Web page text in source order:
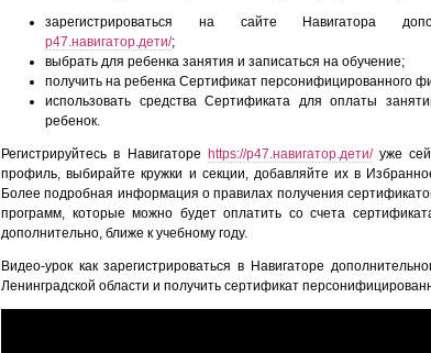
зарегистрироваться на сайте Навигатора
р47.навигатор.дети/;
выбрать для ребенка занятия и записаться на обучение;
получить на ребенка Сертификат персонифицированного
использовать средства Сертификата для оплаты
ребенок.
Регистрируйтесь в Навигаторе https://р47.навигатор.дети/уже
профиль, выбирайте кружки и секции, добавляйте их в
Более подробная информация о правилах получения
программ, которые можно будет оплатить со счета
дополнительно, ближе к учебному году.
Видео-урок как зарегистрироваться в Навигаторе
Ленинградской области и получить сертификат